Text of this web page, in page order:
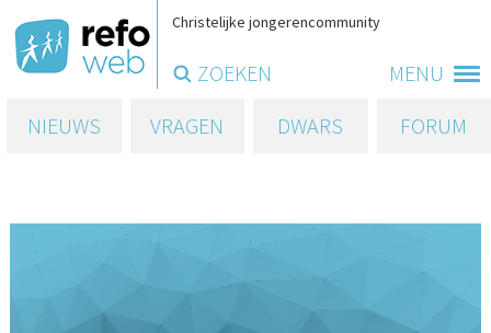
MENU
Christelijke jongerencommunity
ZOEKEN
NIEUWS
VRAGEN DWARS FORUM